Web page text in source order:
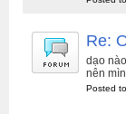
Re:
dạo
nên
Posted to